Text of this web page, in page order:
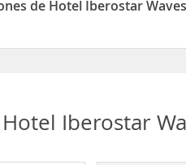
de Hotel Iberostar
Hotel Iberostar